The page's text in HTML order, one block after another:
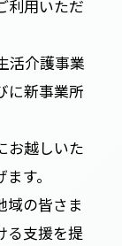
利用いただ
活介護事業
に新事業所
お越しいた
す。
域の皆さま
る支援を提